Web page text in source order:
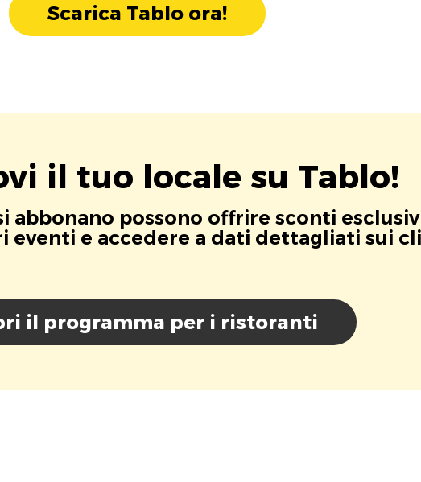
Scarica Tablo ora!
il tuo locale su Tablo!
abbonano possono offrire sconti
eventi e accedere a dati dettagliati sui
il programma per i ristoranti